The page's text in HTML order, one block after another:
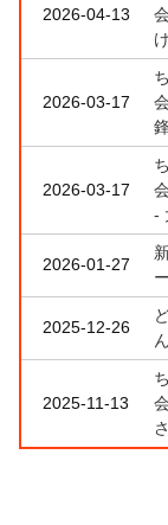
2026-04-13
2026-03-17
2026-03-17
-
2026-01-27
2025-12-26
ん
2025-11-13